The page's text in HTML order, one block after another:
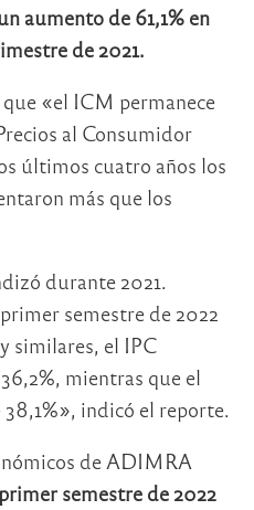
aumento de 61,1% en
de 2021.
«el ICM permanece
al Consumidor
últimos cuatro años los
más que los
durante 2021.
semestre de 2022
similares, el IPC
mientras que el
indicó el reporte.
de ADIMRA
semestre de 2022